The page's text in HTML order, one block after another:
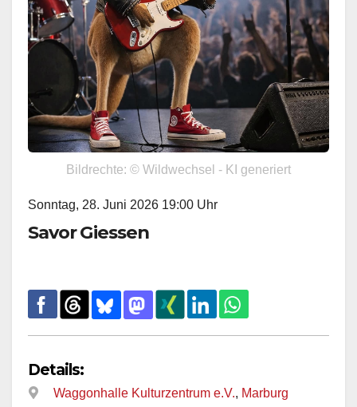
Bildrechte: © Wildwechsel - KI generiert
Sonntag, 28. Juni 2026 19:00 Uhr
Savor Giessen
Details:
Waggonhalle Kulturzentrum e.V., Marburg